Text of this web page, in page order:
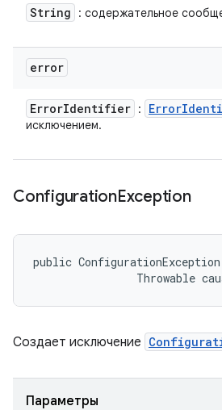
String : содержательное
error
ErrorIdentifier : Error
исключением.
ConfigurationException
public
Throwable
Создает исключение
Параметры